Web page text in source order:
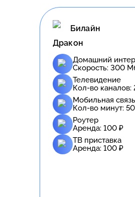
Билайн
Дракон
Домашний
Скорость: 300
Телевидение
Кол-во каналов:
Мобильная связь
Кол-во минут:
Роутер
Аренда: 100 ₽
ТВ приставка
Аренда: 100 ₽